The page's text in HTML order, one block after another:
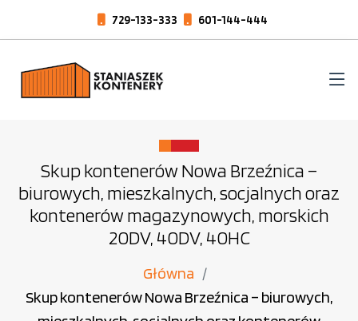
729-133-333 601-144-444
Skup kontenerów Nowa Brzeźnica –
biurowych, mieszkalnych, socjalnych oraz
kontenerów magazynowych, morskich
20DV, 40DV, 40HC
Główna
Skup kontenerów Nowa Brzeźnica – biurowych,